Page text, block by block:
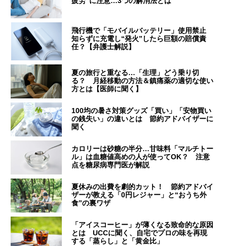
飛行機で「モバイルバッテリー」使用禁止
知らずに充電し“発火”したら巨額の賠償責
任？【弁護士解説】
夏の旅行と重なる…「生理」どう乗り切
る？ 月経移動の方法＆鎮痛薬の適切な使い
方とは【医師に聞く】
100均の暑さ対策グッズ「買い」「安物買い
の銭失い」の違いとは 節約アドバイザーに
聞く
カロリーは砂糖の半分…甘味料「マルチトー
ル」は血糖値高めの人が使ってOK？ 注意
点を糖尿病専門医が解説
夏休みの出費を劇的カット！ 節約アドバイ
ザーが教える「0円レジャー」と“おうち外
食”の裏ワザ
「アイスコーヒー」が薄くなる致命的な原因
とは UCCに聞く、自宅でプロの味を再現
する「蒸らし」と「黄金比」